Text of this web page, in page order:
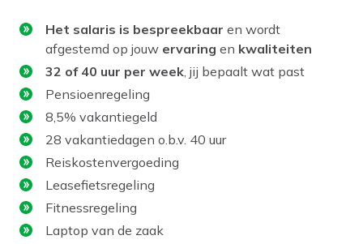
Het salaris is bespreekbaar en wordt
afgestemd op jouw ervaring en kwaliteiten
32 of 40 uur per week, jij bepaalt wat past
Pensioenregeling
8,5% vakantiegeld
28 vakantiedagen o.b.v. 40 uur
Reiskostenvergoeding
Leasefietsregeling
Fitnessregeling
Laptop van de zaak